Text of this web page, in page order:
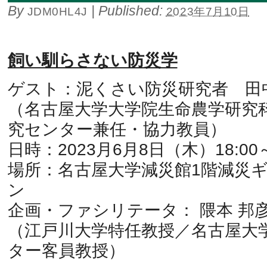
By JDM0HL4J | Published: 2023年7月10日
飼い馴らさない防災学
ゲスト：泥くさい防災研究者 田
（名古屋大学大学院生命農学研
究センター兼任・協力教員）
日時：2023月6月8日（木）18:00
場所：名古屋大学減災館1階減災
ン
企画・ファシリテータ： 隈本 邦
（江戸川大学特任教授／名古屋
ター客員教授）